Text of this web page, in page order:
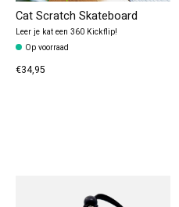
Cat Scratch Skateboard
Leer je kat een 360 Kickflip!
Op voorraad
€34,95